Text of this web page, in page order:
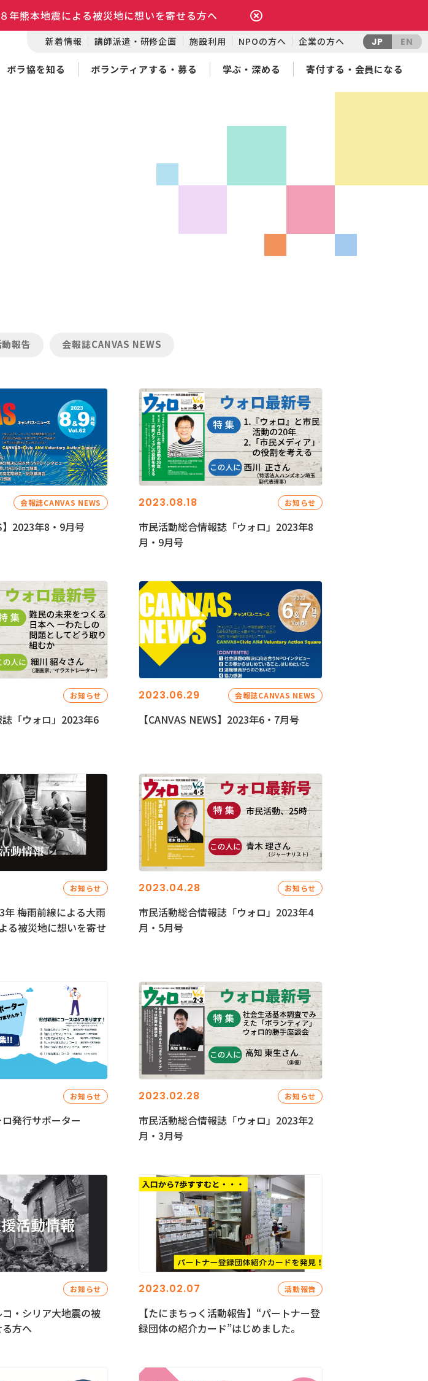
年熊本地震による被災地に想いを寄せる方へ
新着情報 講師派遣・研修企画 施設利用 NPOの方へ 企業の方へ JP EN
ボラ協を知る ボランティアする・募る 学ぶ・深める 寄付する・会員になる
動報告 会報誌CANVAS NEWS
会報誌CANVAS NEWS
】2023年8・9月号
2023.08.18 お知らせ
市民活動総合情報誌「ウォロ」2023年8
月・9月号
お知らせ
「ウォロ」2023年6
2023.06.29 会報誌CANVAS NEWS
【CANVAS NEWS】2023年6・7月号
お知らせ
年 梅雨前線による大雨
る被災地に想いを寄せ
2023.04.28 お知らせ
市民活動総合情報誌「ウォロ」2023年4
月・5月号
お知らせ
ロ発行サポーター
2023.02.28 お知らせ
市民活動総合情報誌「ウォロ」2023年2
月・3月号
お知らせ
コ・シリア大地震の被
方へ
2023.02.07 活動報告
【たにまちっく活動報告】“パートナー登
録団体の紹介カード”はじめました。